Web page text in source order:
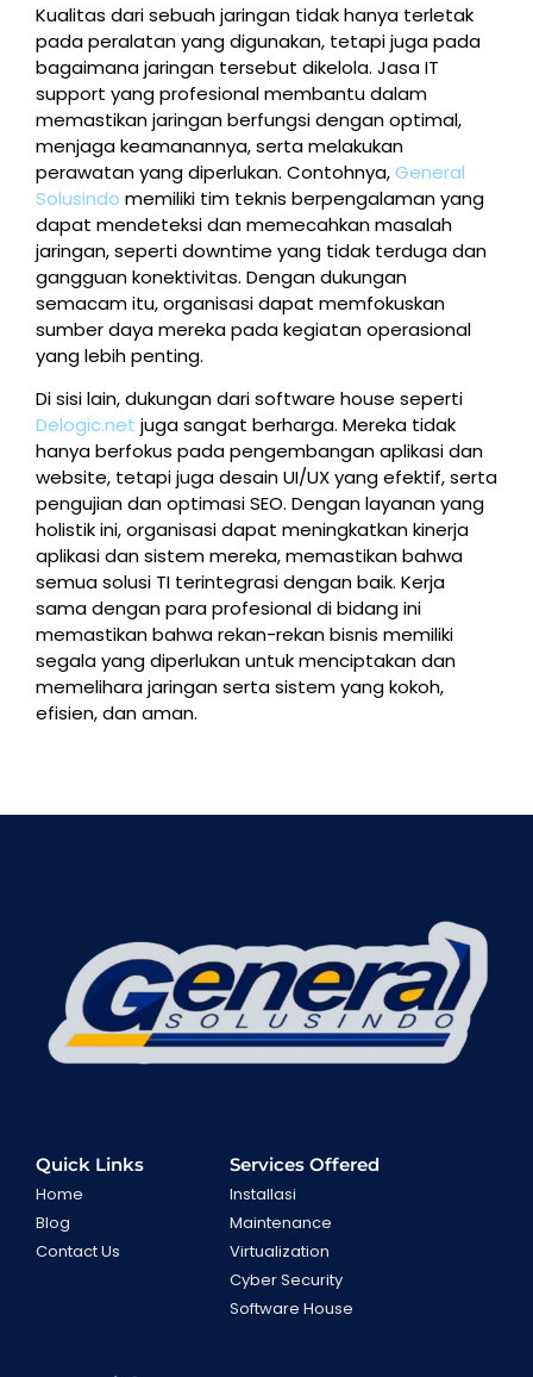
Kualitas dari sebuah jaringan tidak hanya terletak
pada peralatan yang digunakan, tetapi juga pada
bagaimana jaringan tersebut dikelola. Jasa IT
support yang profesional membantu dalam
memastikan jaringan berfungsi dengan optimal,
menjaga keamanannya, serta melakukan
perawatan yang diperlukan. Contohnya,General
Solusindo memiliki tim teknis berpengalaman yang
dapat mendeteksi dan memecahkan masalah
jaringan, seperti downtime yang tidak terduga dan
gangguan konektivitas. Dengan dukungan
semacam itu, organisasi dapat memfokuskan
sumber daya mereka pada kegiatan operasional
yang lebih penting.
Di sisi lain, dukungan dari software house seperti
Delogic.net juga sangat berharga. Mereka tidak
hanya berfokus pada pengembangan aplikasi dan
website, tetapi juga desain UI/UX yang efektif, serta
pengujian dan optimasi SEO. Dengan layanan yang
holistik ini, organisasi dapat meningkatkan kinerja
aplikasi dan sistem mereka, memastikan bahwa
semua solusi TI terintegrasi dengan baik. Kerja
sama dengan para profesional di bidang ini
memastikan bahwa rekan-rekan bisnis memiliki
segala yang diperlukan untuk menciptakan dan
memelihara jaringan serta sistem yang kokoh,
efisien, dan aman.
Quick Links
Home
Blog
Contact Us
Services Offered
Installasi
Maintenance
Virtualization
Cyber Security
Software House